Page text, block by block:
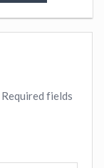
Required fields